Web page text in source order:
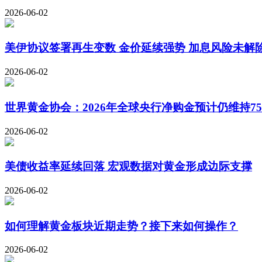
2026-06-02
美伊协议签署再生变数 金价延续强势 加息风险未解
2026-06-02
世界黄金协会：2026年全球央行净购金预计仍维持
2026-06-02
美债收益率延续回落 宏观数据对黄金形成边际支撑
2026-06-02
如何理解黄金板块近期走势？接下来如何操作？
2026-06-02